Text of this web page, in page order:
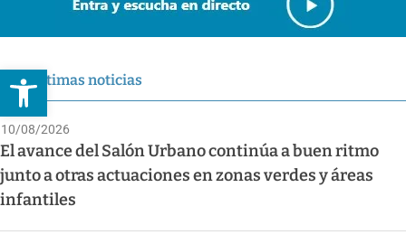
Abrir barra de herramientas
Últimas noticias
10/08/2026
El avance del Salón Urbano continúa a buen ritmo
junto a otras actuaciones en zonas verdes y áreas
infantiles